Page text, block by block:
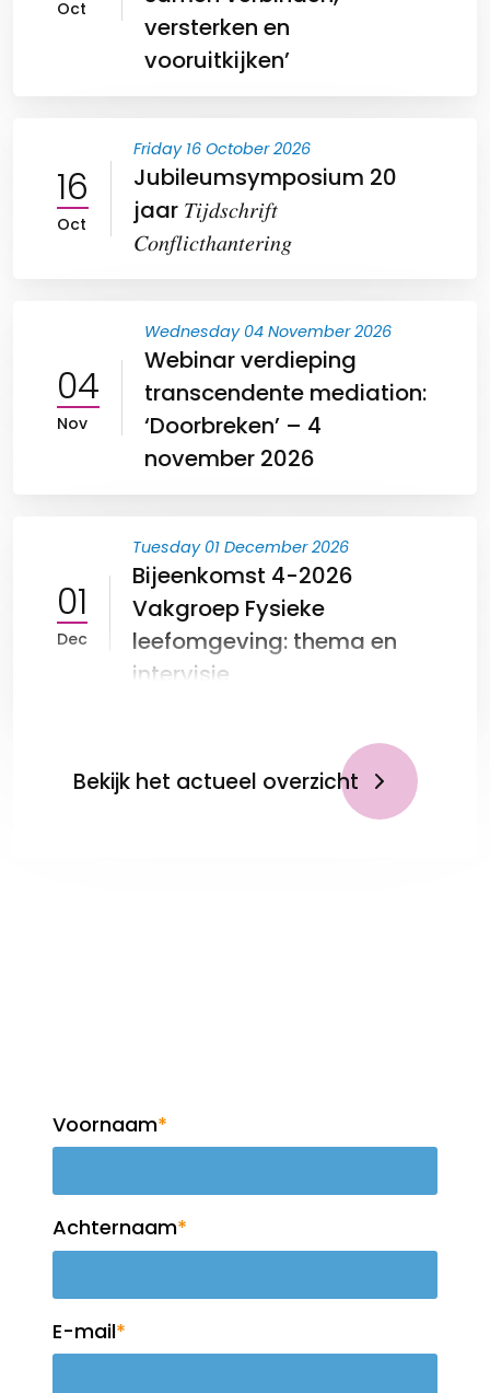
Oct
versterken en
vooruitkijken’
16
Oct
Friday 16 October 2026
Jubileumsymposium 20
jaar 𝑇𝑖𝑗𝑑𝑠𝑐ℎ𝑟𝑖𝑓𝑡
𝐶𝑜𝑛𝑓𝑙𝑖𝑐𝑡ℎ𝑎𝑛𝑡𝑒𝑟𝑖𝑛𝑔
04
Nov
Wednesday 04 November 2026
Webinar verdieping
transcendente mediation:
‘Doorbreken’ – 4
november 2026
01
Dec
Tuesday 01 December 2026
Bijeenkomst 4-2026
Vakgroep Fysieke
leefomgeving: thema en
intervisie
Bekijk het actueel overzicht